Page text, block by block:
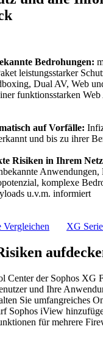
Bedrohungen:
leistungsstarker
Dual AV, Web
funktionsstarken
auf Vorfälle:
und bis zu ihrer
Risiken in Ihrem
Anwendungen,
komplexe
u.v.m. informiert
Vergleichen XG
Center der Sophos XG
und Ihre
Sie umfangreiches
Sophos iView
für mehrere